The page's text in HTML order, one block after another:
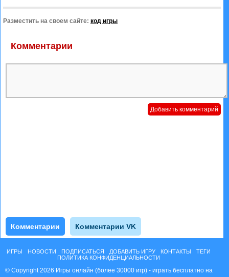
Разместить на своем сайте: код игры
Комментарии
Комментарии Комментарии VK
ИГРЫ НОВОСТИ ПОДПИСАТЬСЯ ДОБАВИТЬ ИГРУ КОНТАКТЫ
ТЕГИ
ПОЛИТИКА КОНФИДЕНЦИАЛЬНОСТИ
© Copyright 2026 Игры онлайн (более 30000 игр) - играть бесплатно на